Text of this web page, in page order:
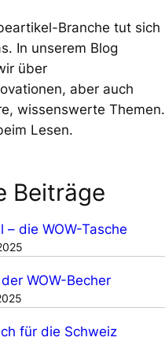
Branche tut sich
In unserem Blog
über
aber auch
wissenswerte Themen.
Lesen.
Beiträge
– die WOW-Tasche
WOW-Becher
für die Schweiz